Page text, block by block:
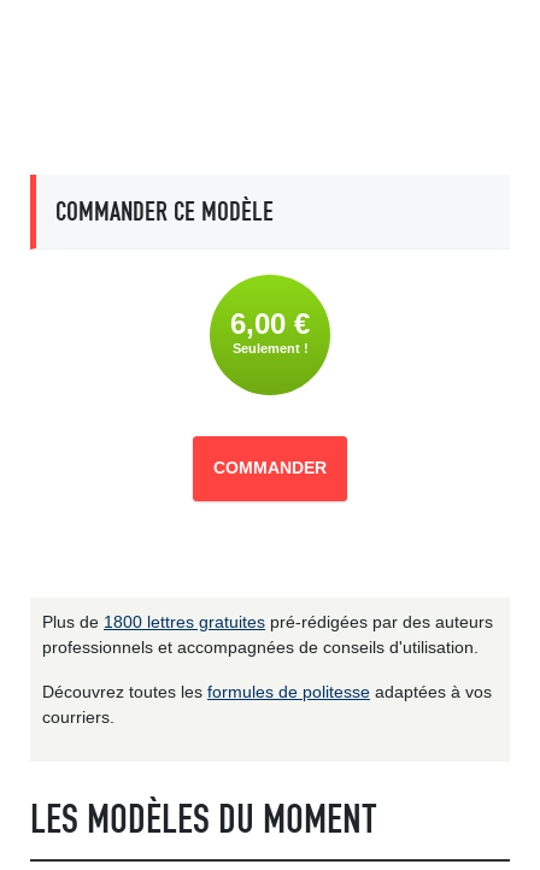
COMMANDER CE MODÈLE
6,00 €
Seulement !
COMMANDER
Plus de 1800 lettres gratuites pré-rédigées par des auteurs
professionnels et accompagnées de conseils d'utilisation.
Découvrez toutes les formules de politesse adaptées à vos
courriers.
LES MODÈLES DU MOMENT